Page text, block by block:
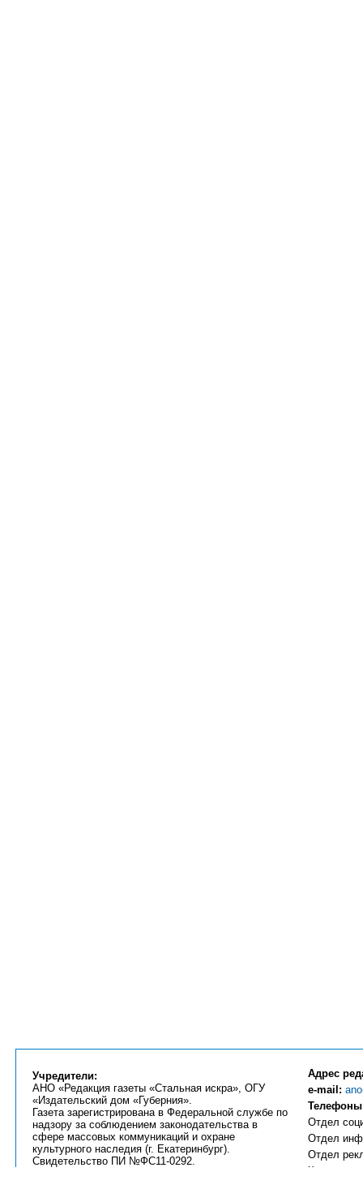
Учредители:
АНО «Редакция газеты «Стальная искра», ОГУ
«Издательский дом «Губерния».
Газета зарегистрирована в Федеральной службе по
надзору за соблюдением законодательства в
сфере массовых коммуникаций и охране
культурного наследия (г. Екатеринбург).
Свидетельство ПИ №ФС11-0292.
Адрес
e-mail:
Отдел
Отдел
Отдел